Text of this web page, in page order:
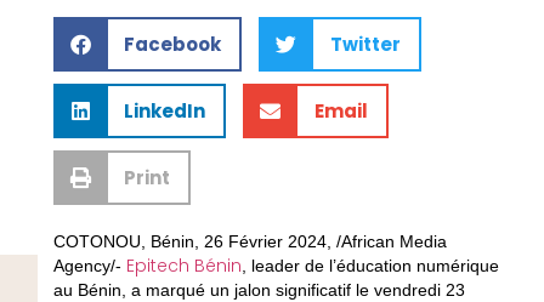
Facebook Twitter
LinkedIn Email
Print
COTONOU, Bénin, 26 Février 2024, /African Media
Agency/- Epitech Bénin , leader de l’éducation numérique
au Bénin, a marqué un jalon significatif le vendredi 23